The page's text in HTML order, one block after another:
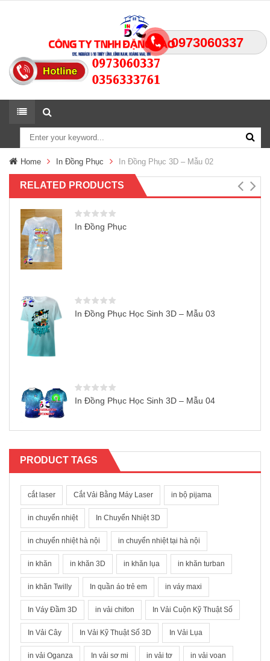
0973060337
Home In Đồng Phục In Đồng Phục 3D – Mẫu 02
RELATED PRODUCTS
In Đồng Phục
In Đồng Phục Học Sinh 3D – Mẫu 03
In Đồng Phục Học Sinh 3D – Mẫu 04
PRODUCT TAGS
cắt laser Cắt Vải Bằng Máy Laser in bộ pijama
in chuyển nhiệt In Chuyển Nhiệt 3D
in chuyển nhiệt hà nội in chuyển nhiệt tại hà nội
in khăn in khăn 3D in khăn lụa in khăn turban
in khăn Twilly In quần áo trẻ em in váy maxi
In Váy Đầm 3D in vải chifon In Vải Cuộn Kỹ Thuật Số
In Vải Cây In Vải Kỹ Thuật Số 3D In Vải Lụa
in vải Oganza In vải sơ mi in vải tơ in vải voan